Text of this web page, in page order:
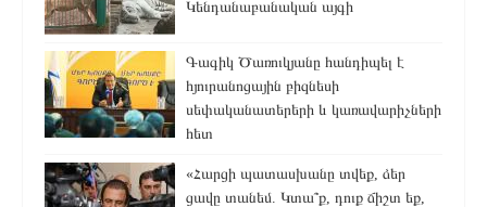
Կենդանաբանական այգի
Գագիկ Ծառուկյանը հանդիպել է
հյուրանոցային բիզնեսի
սեփականատերերի և կառավարիչների
հետ
«Հարցի պատասխանը տվեք, ձեր
ցավը տանեմ. Կտա՞ք, դուք ճիշտ եք,